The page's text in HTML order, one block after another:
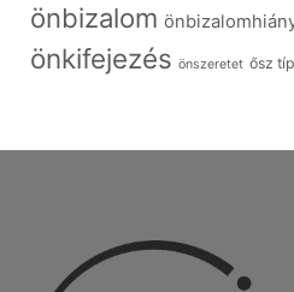
önbizalom
önkifejezés önszeretet ősz